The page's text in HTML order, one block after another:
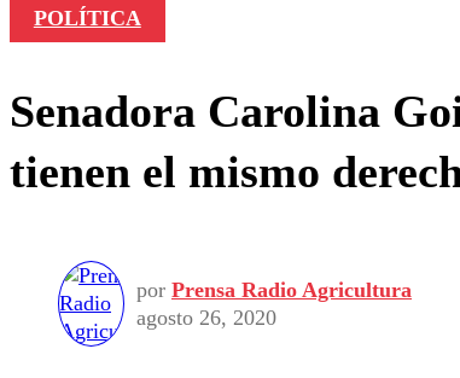
POLÍTICA
Senadora Carolina
tienen el mismo
por Prensa Radio Agricultura
agosto 26, 2020